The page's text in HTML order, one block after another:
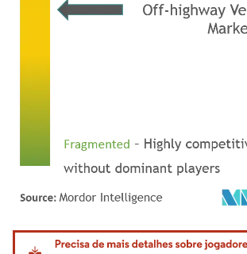
Imagem © Mordor Intelligence. O reuso requer